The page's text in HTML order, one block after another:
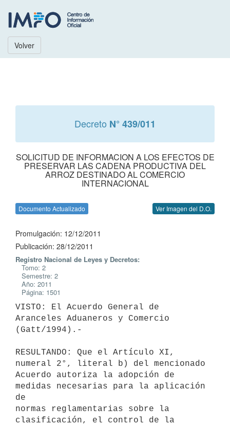
Volver
Decreto N° 439/011
SOLICITUD DE INFORMACION A LOS EFECTOS DE
PRESERVAR LAS CADENA PRODUCTIVA DEL
ARROZ DESTINADO AL COMERCIO
INTERNACIONAL
Documento Actualizado Ver Imagen del D.O.
Promulgación: 12/12/2011
Publicación: 28/12/2011
Registro Nacional de Leyes y Decretos:
Tomo: 2
Semestre: 2
Año: 2011
Página: 1501
VISTO: El Acuerdo General de
Aranceles Aduaneros y Comercio
(Gatt/1994).-
RESULTANDO: Que el Artículo XI,
numeral 2°, literal b) del mencionado
Acuerdo autoriza la adopción de
medidas necesarias para la aplicación
de
normas reglamentarias sobre la
clasificación, el control de la